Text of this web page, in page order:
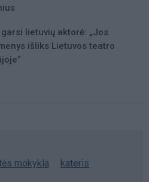
lietuvių aktorė: „Jos
išliks Lietuvos teatro
mokykla kateris